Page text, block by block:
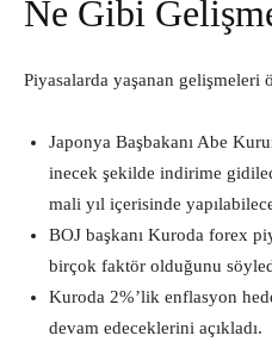
Ne Gibi
Piyasalarda yaşanan gelişmeleri
Japonya Başbakanı Abe
inecek şekilde indirime
mali yıl içerisinde
BOJ başkanı Kuroda forex
birçok faktör olduğunu
Kuroda 2%’lik enflasyon
devam edeceklerini açıkladı.